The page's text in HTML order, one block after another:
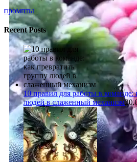
промпты
Recent Posts
10 правил для работы в команде:
людей в слаженный механизм